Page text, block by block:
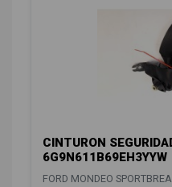
CINTURON
6G9N611B69EH3YYW
FORD MONDEO